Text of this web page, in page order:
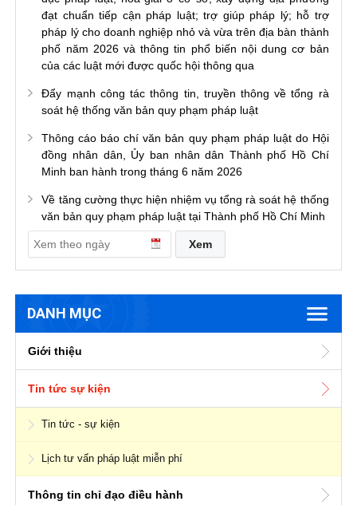
đạt chuẩn tiếp cận pháp luật; trợ giúp pháp lý; hỗ trợ
pháp lý cho doanh nghiệp nhỏ và vừa trên địa bàn thành
phố năm 2026 và thông tin phổ biến nội dung cơ bản
của các luật mới được quốc hội thông qua
Đẩy mạnh công tác thông tin, truyền thông về tổng rà
soát hệ thống văn bản quy phạm pháp luật
Thông cáo báo chí văn bản quy phạm pháp luật do Hội
đồng nhân dân, Ủy ban nhân dân Thành phố Hồ Chí
Minh ban hành trong tháng 6 năm 2026
Về tăng cường thực hiện nhiệm vụ tổng rà soát hệ thống
văn bản quy phạm pháp luật tại Thành phố Hồ Chí Minh
DANH MỤC
Giới thiệu
Tin tức sự kiện
Tin tức - sự kiện
Lịch tư vấn pháp luật miễn phí
Thông tin chỉ đạo điều hành